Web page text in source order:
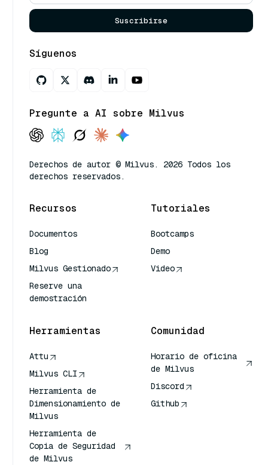
Suscribirse
Síguenos
Pregunte a AI sobre Milvus
Derechos de autor © Milvus. 2026 Todos los
derechos reservados.
Recursos
Documentos
Blog
Milvus Gestionado
Reserve una
demostración
Tutoriales
Bootcamps
Demo
Video
Herramientas
Attu
Milvus CLI
Herramienta de
Dimensionamiento de
Milvus
Herramienta de
Copia de Seguridad
de Milvus
Comunidad
Horario de oficina
de Milvus
Discord
Github